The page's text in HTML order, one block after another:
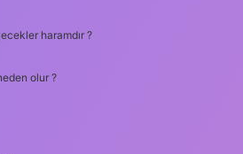
haramdır ?
olur ?